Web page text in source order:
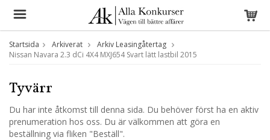
Startsida Arkiverat
Arkiv Leasingåtertag
Nissan Navara 2.3 dCi 4X4 MXJ654 Svart lätt lastbil 2015
Tyvärr
Du har inte åtkomst till denna sida. Du behöver först ha en aktiv
prenumeration hos oss. Du är välkommen att göra en
beställning via fliken "Beställ".